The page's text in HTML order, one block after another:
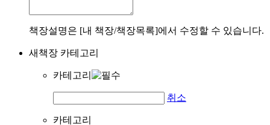
책장설명은 [내 책장/책장목록]에서 수정할 수 있습니다.
새책장 카테고리
카테고리
취소
카테고리